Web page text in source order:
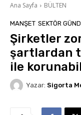
Ana Sayfa BÜLTEN
MANŞET SEKTÖR
Şirketler
şartlardan
ile
Yazar: Sigorta